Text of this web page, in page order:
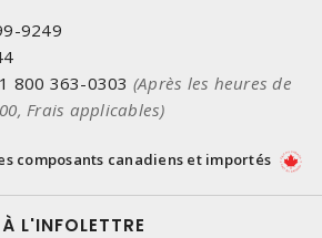
9249
1 800 363-0303 (Après les heures de
Frais applicables)
composants canadiens et importés
L'INFOLETTRE